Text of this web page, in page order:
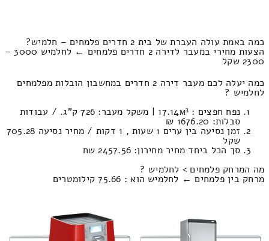
כמה באמת עולה העברת של בית 2 חדרים פלמחים – חלמיש?
הצעות מחירי במעבר לדירה 2 חדרים פלמחים ← לחלמיש 3000 –
2300 שקל
כמה יעלה לכם מעבר דירה 2 חדרים במחשבון הובלות מפלמחים
לחלמיש ?
נפח חפצים : 17.14м³ | משקל מעבר: 726 ק”ג. / עבודות
סבלות: 1676.20 ₪
זמן נסיעה בין ערים 1 שעות , 1 דקות / מחיר נסיעה 705.28
שקל
סך הכל ביחד מחיר מחירון: 2457.56 שח
מה המרחק פלמחים > לחלמיש ?
מרחק בין פלמחים ← לחלמיש הוא : 75.66 קילומטרים